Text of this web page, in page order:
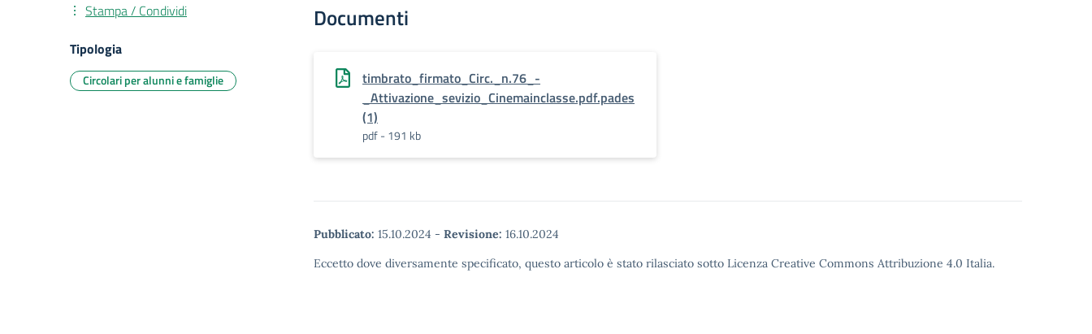
Documenti
timbrato_firmato_Circ._n.76_-
_Attivazione_sevizio_Cinemainclasse.pdf.pades
(1)
pdf - 191 kb
Pubblicato: 15.10.2024 - Revisione: 16.10.2024
Eccetto dove diversamente specificato, questo articolo è stato rilasciato sotto Licenza Creative Commons Attribuzione 4.0 Italia.
Stampa / Condividi
Tipologia
Circolari per alunni e famiglie